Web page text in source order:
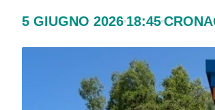
5 GIUGNO 2026 18:45